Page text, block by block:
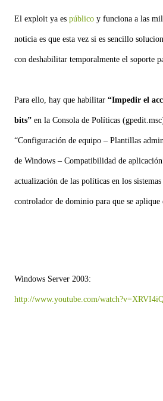
El exploit ya es público y funciona a las
noticia es que esta vez si es sencillo
con deshabilitar temporalmente el soporte
Para ello, hay que habilitar “Impedir el
bits” en la Consola de Políticas
“Configuración de equipo – Plantillas
de Windows – Compatibilidad de
actualización de las políticas en los
controlador de dominio para que se aplique
Windows Server 2003:
http://www.youtube.com/